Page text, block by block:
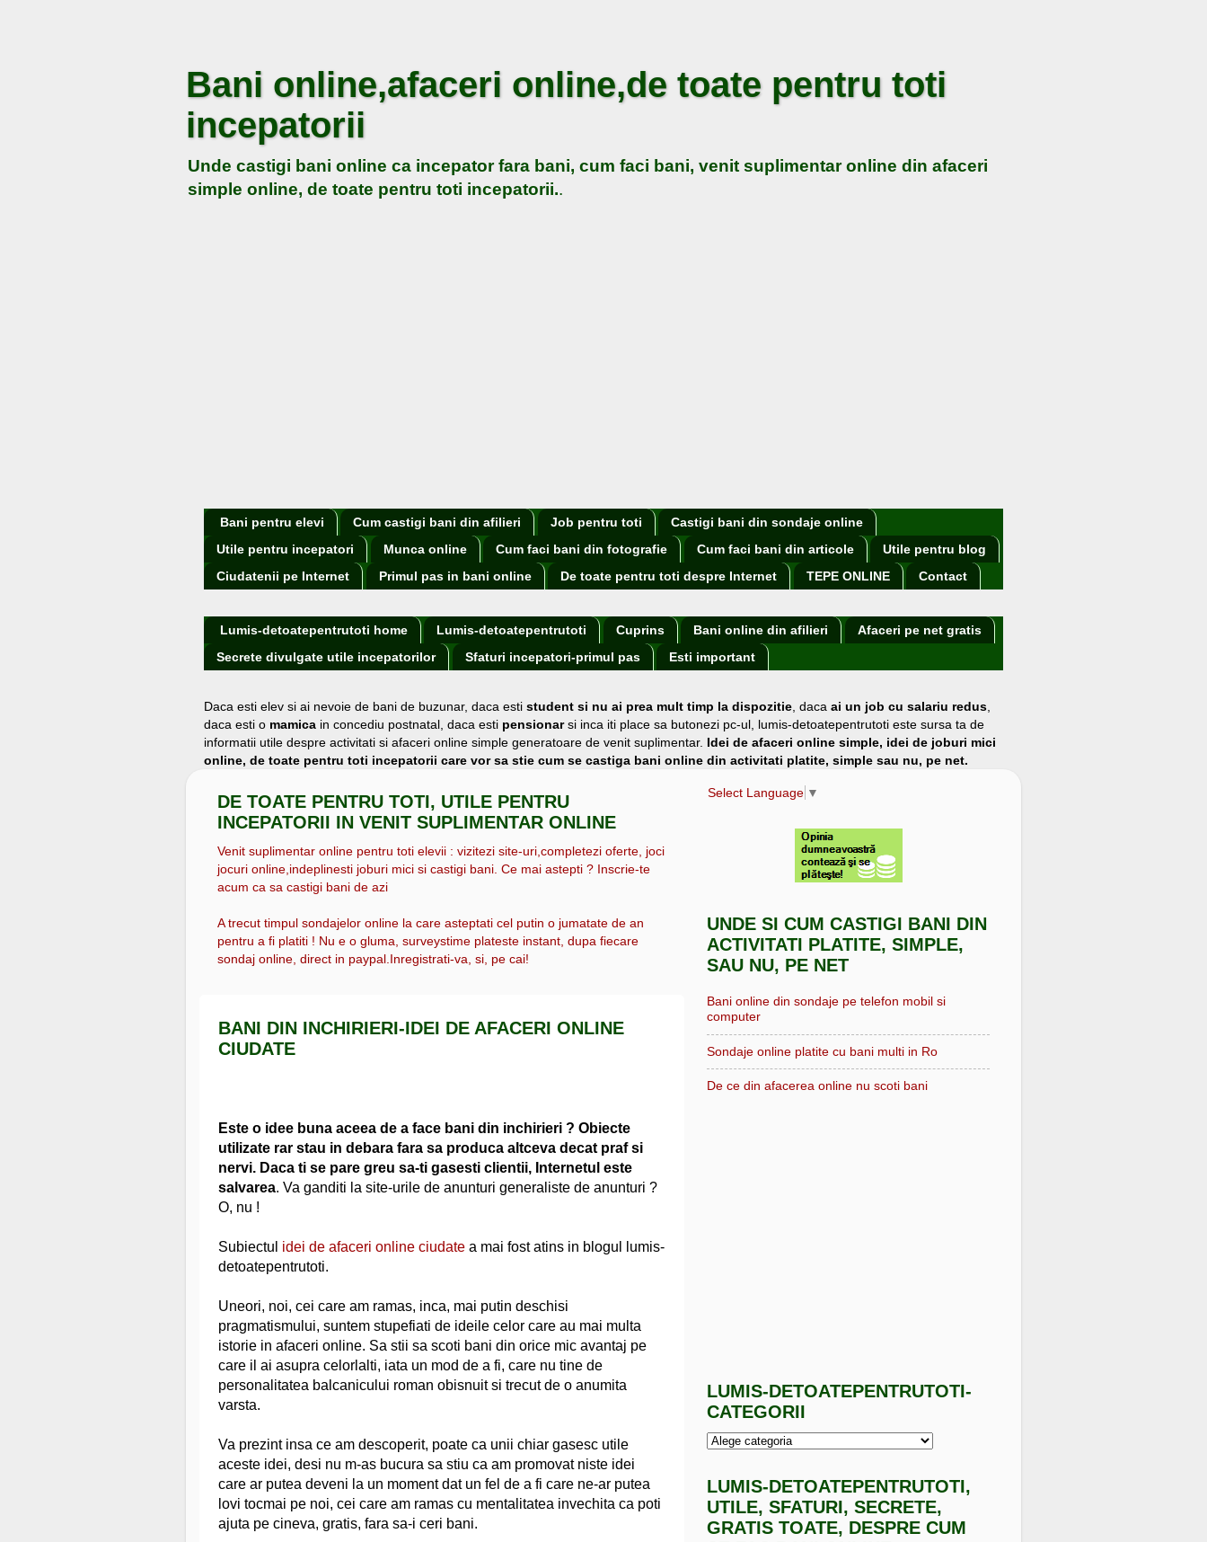
Bani online,afaceri online,de toate pentru toti
incepatorii
Unde castigi bani online ca incepator fara bani, cum faci bani, venit suplimentar online din afaceri
simple online, de toate pentru toti incepatorii..
Bani pentru elevi Cum castigi bani din afilieri Job pentru toti
Castigi bani din sondaje online
Utile pentru incepatori
Munca online Cum faci bani din fotografie Cum faci bani din articole
Utile pentru blog
Ciudatenii pe Internet
Primul pas in bani online De toate pentru toti despre Internet TEPE ONLINE Contact
Lumis-detoatepentrutoti home Lumis-detoatepentrutoti Cuprins Bani online din afilieri
Afaceri pe net gratis
Secrete divulgate utile incepatorilor
Sfaturi incepatori-primul pas Esti important
Daca esti elev si ai nevoie de bani de buzunar, daca esti student si nu ai prea mult timp la dispozitie , daca ai un job cu salariu redus
daca esti o mamica in concediu postnatal, daca esti pensionarsi inca iti place sa butonezi pc-ul, lumis-detoatepentrutoti este sursa ta de
informatii utile despre activitati si afaceri online simple generatoare de venit suplimentar. Idei de afaceri online simple, idei de joburi mici
online, de toate pentru toti incepatorii care vor sa stie cum se castiga bani online din activitati platite, simple sau nu, pe net.
DE TOATE PENTRU TOTI, UTILE PENTRU
INCEPATORII IN VENIT SUPLIMENTAR ONLINE
Venit suplimentar online pentru toti elevii : vizitezi site-uri,completezi oferte, joci
jocuri online,indeplinesti joburi mici si castigi bani. Ce mai astepti ? Inscrie-te
acum ca sa castigi bani de azi
A trecut timpul sondajelor online la care asteptati cel putin o jumatate de an
pentru a fi platiti ! Nu e o gluma, surveystime plateste instant, dupa fiecare
sondaj online, direct in paypal.Inregistrati-va, si, pe cai!
BANI DIN INCHIRIERI-IDEI DE AFACERI ONLINE
CIUDATE
Este o idee buna aceea de a face bani din inchirieri ? Obiecte
utilizate rar stau in debara fara sa produca altceva decat praf si
nervi. Daca ti se pare greu sa-ti gasesti clientii, Internetul este
salvarea. Va ganditi la site-urile de anunturi generaliste de anunturi ?
O, nu !
Subiectul idei de afaceri online ciudate a mai fost atins in blogul lumis-
detoatepentrutoti.
Uneori, noi, cei care am ramas, inca, mai putin deschisi
pragmatismului, suntem stupefiati de ideile celor care au mai multa
istorie in afaceri online. Sa stii sa scoti bani din orice mic avantaj pe
care il ai asupra celorlalti, iata un mod de a fi, care nu tine de
personalitatea balcanicului roman obisnuit si trecut de o anumita
varsta.
Va prezint insa ce am descoperit, poate ca unii chiar gasesc utile
aceste idei, desi nu m-as bucura sa stiu ca am promovat niste idei
care ar putea deveni la un moment dat un fel de a fi care ne-ar putea
lovi tocmai pe noi, cei care am ramas cu mentalitatea invechita ca poti
ajuta pe cineva, gratis, fara sa-i ceri bani.
Select Language ▼
UNDE SI CUM CASTIGI BANI DIN
ACTIVITATI PLATITE, SIMPLE,
SAU NU, PE NET
Bani online din sondaje pe telefon mobil si
computer
Sondaje online platite cu bani multi in Ro
De ce din afacerea online nu scoti bani
LUMIS-DETOATEPENTRUTOTI-
CATEGORII
LUMIS-DETOATEPENTRUTOTI,
UTILE, SFATURI, SECRETE,
GRATIS TOATE, DESPRE CUM